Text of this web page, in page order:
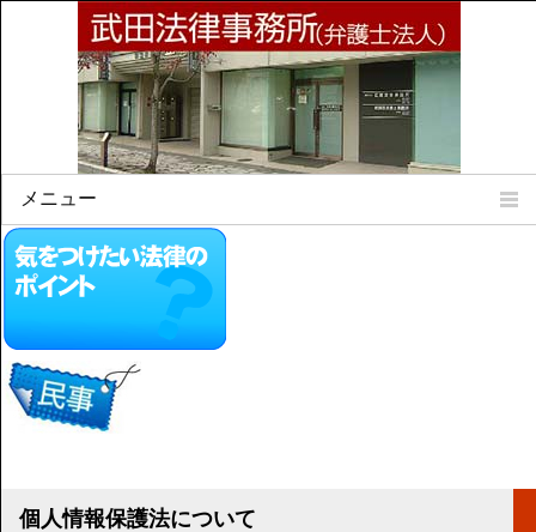
メニュー
Home
所属弁護士
法律相談案内
弁護士料について
事務所所在地
顧問契約について
個人情報保護法について